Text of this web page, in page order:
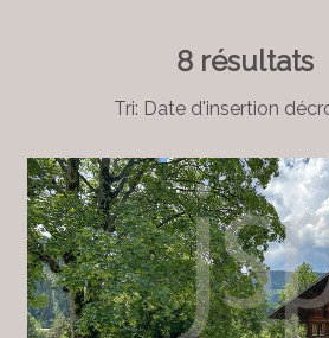
8résultats
Tri: Date d'insertion